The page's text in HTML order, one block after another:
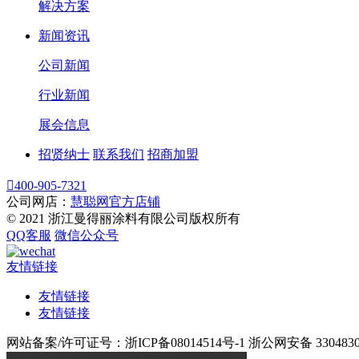
解决方案
新闻资讯
公司新闻
行业新闻
展会信息
招贤纳士 联系我们 招商加盟
400-905-7321
公司网店： 慧聪网官方店铺
© 2021 浙江曼得丽涂料有限公司版权所有
QQ客服 微信公众号
友情链接
友情链接
友情链接
网站备案/许可证号：浙ICP备08014514号-1 浙公网安备